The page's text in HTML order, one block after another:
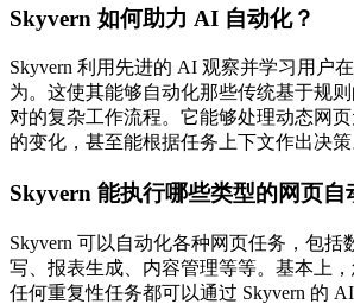
Skyvern 如何助力 AI 自动化？
Skyvern 利用先进的 AI 观察并学习用户
为。这使其能够自动化那些传统基于规
对的复杂工作流程。它能够处理动态网
的变化，甚至能根据任务上下文作出决策
Skyvern 能执行哪些类型的网页自
Skyvern 可以自动化各种网页任务，包括
写、报表生成、内容管理等等。基本上
任何重复性任务都可以通过 Skyvern 的 AI